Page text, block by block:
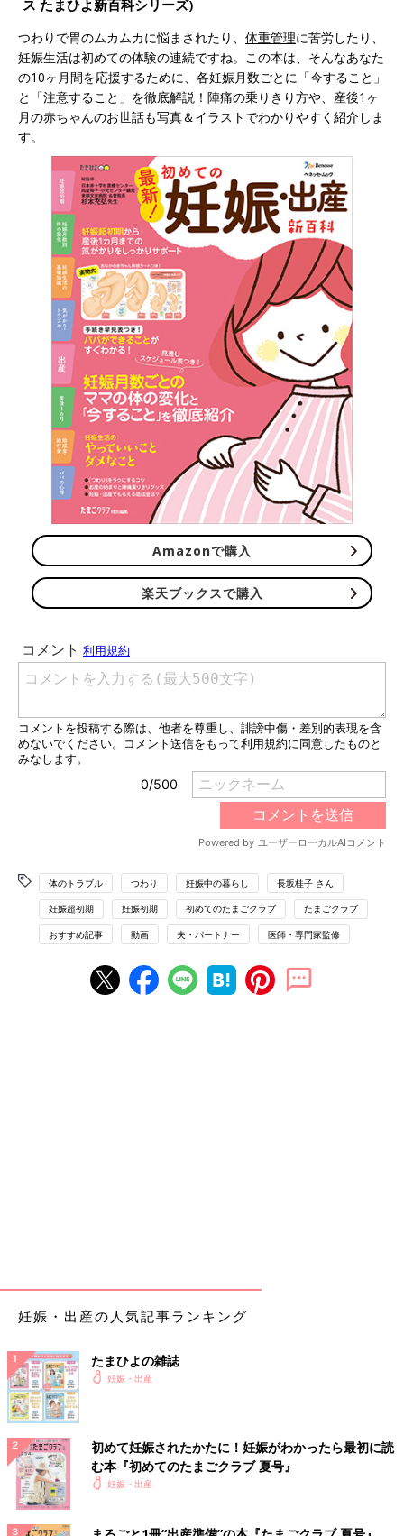
ス たまひよ新百科シリーズ)
つわりで胃のムカムカに悩まされたり、 体重管理に苦労したり、
妊娠生活は初めての体験の連続ですね。この本は、そんなあなた
の10ヶ月間を応援するために、各妊娠月数ごとに「今すること」
と「注意すること」を徹底解説！陣痛の乗りきり方や、産後1ヶ
月の赤ちゃんのお世話も写真＆イラストでわかりやすく紹介しま
す。
Amazonで購入
楽天ブックスで購入
体のトラブル つわり 妊娠中の暮らし 長坂桂子 さん
妊娠超初期 妊娠初期 初めてのたまごクラブ たまごクラブ
おすすめ記事 動画 夫・パートナー 医師・専門家監修
妊娠・出産の人気記事ランキング
たまひよの雑誌
妊娠・出産
初めて妊娠されたかたに！妊娠がわかったら最初に読
む本『初めてのたまごクラブ 夏号』
妊娠・出産